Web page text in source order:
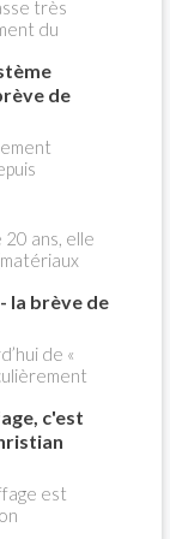
très
du
de
tout
de 15
20 ans, elle
notre
et
Pessey
la brève de
de «
au profit du
c'est
est